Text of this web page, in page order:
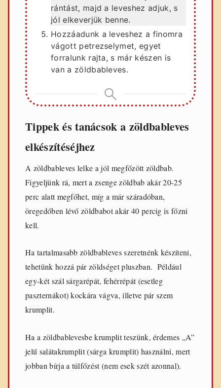
rántást, majd a leveshez adjuk, s
jól elkeverjük benne.
Hozzáadunk a leveshez a finomra
vágott petrezselymet, egyet
forralunk rajta, s már készen is
van a zöldbableves.
Tippek és tanácsok a zöldbableves
elkészítéséjhez
A zöldbableves lelke a jól megfőzött zöldbab.
Figyeljünk rá, mert a zsenge zöldbab akár 20-25
perc alatt megfőhet, míg a már száradóban,
öregedőben lévő zöldbabot akár 40 percig is főzni
kell.
Ha tartalmasabb zöldbableves szeretnénk készíteni,
tehetünk hozzá pár zöldséget pluszban. Például
egy-két szál sárgarépát, fehérrépát (esetleg
paszternákot) kockára vágva, illetve pár szem
krumplit.
Ha a zöldbablevesbe krumplit teszünk, érdemes „A”
jelű salátakrumplit (sárga krumplit) használni, mert
jobban bírja a túlfőzést (nem esek szét azonnal).